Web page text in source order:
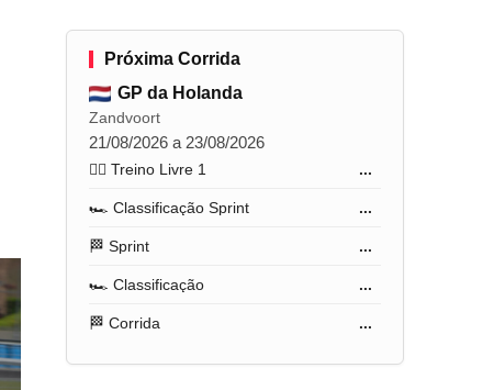
Próxima Corrida
GP da Holanda
Zandvoort
21/08/2026 a 23/08/2026
🏋️‍♂️ Treino Livre 1 ...
🏎️ Classificação Sprint ...
🏁 Sprint ...
🏎️ Classificação ...
🏁 Corrida ...